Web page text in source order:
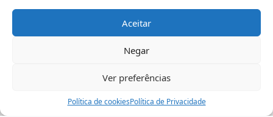
Aceitar
Negar
Ver preferências
Política de cookiesPolítica de Privacidade
Electromaquinas ©2026
contágio - agência criativa
Assistência Ajuda Minha Conta